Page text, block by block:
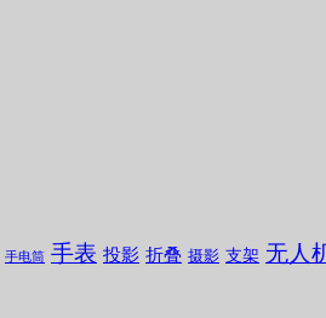
手电筒 手表 投影 折叠 摄影 支架 无人